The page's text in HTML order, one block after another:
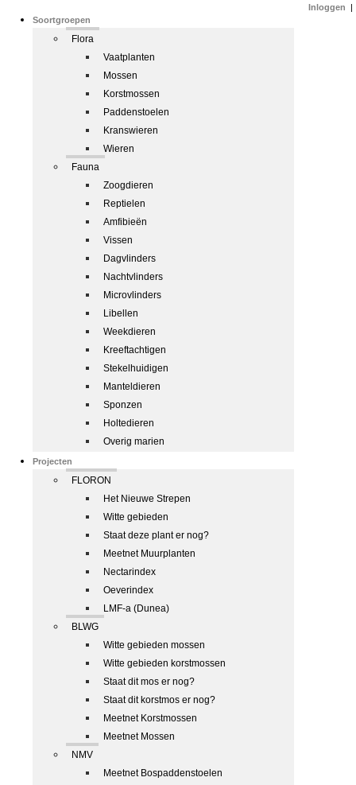
Soortgroepen
Flora
Vaatplanten
Mossen
Korstmossen
Paddenstoelen
Kranswieren
Wieren
Fauna
Zoogdieren
Reptielen
Amfibieën
Vissen
Dagvlinders
Nachtvlinders
Microvlinders
Libellen
Weekdieren
Kreeftachtigen
Stekelhuidigen
Manteldieren
Sponzen
Holtedieren
Overig marien
Projecten
FLORON
Het Nieuwe Strepen
Witte gebieden
Staat deze plant er nog?
Meetnet Muurplanten
Nectarindex
Oeverindex
LMF-a (Dunea)
BLWG
Witte gebieden mossen
Witte gebieden korstmossen
Staat dit mos er nog?
Staat dit korstmos er nog?
Meetnet Korstmossen
Meetnet Mossen
NMV
Meetnet Bospaddenstoelen
Inloggen |